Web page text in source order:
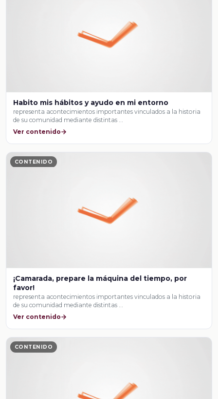
Habito mis hábitos y ayudo en mi entorno
representa acontecimientos importantes vinculados a la historia
de su comunidad mediante distintas …
Ver contenido
CONTENIDO
¡Camarada, prepare la máquina del tiempo, por
favor!
representa acontecimientos importantes vinculados a la historia
de su comunidad mediante distintas …
Ver contenido
CONTENIDO